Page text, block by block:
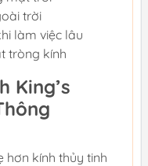
trời
làm việc lâu
tròng kính
King’s
hơn kính thủy tinh